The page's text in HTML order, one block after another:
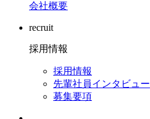
会社概要
recruit
採用情報
採用情報
先輩社員インタビュー
募集要項